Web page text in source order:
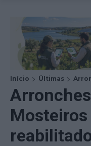
Início Últimas
Mosteiros